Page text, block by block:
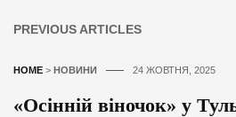
PREVIOUS ARTICLES
HOME > НОВИНИ 24 ЖОВТНЯ, 2025
«Осінній віночок» у